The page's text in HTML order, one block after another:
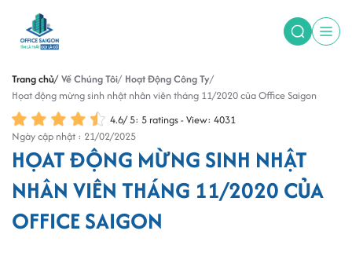
Trang chủ Về Chúng Tôi Hoạt Động Công Ty
Họat động mừng sinh nhật nhân viên tháng 11/2020 của Office Saigon
4.6/5: 5 ratings - View: 4031
Ngày cập nhật : 21/02/2025
HỌAT ĐỘNG MỪNG SINH NHẬT
NHÂN VIÊN THÁNG 11/2020 CỦA
OFFICE SAIGON